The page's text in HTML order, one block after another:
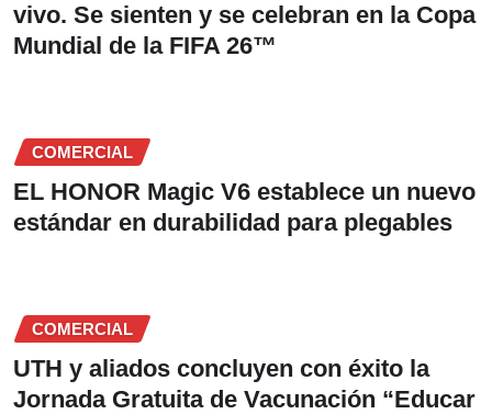
vivo. Se sienten y se celebran en la Copa
Mundial de la FIFA 26™
COMERCIAL
EL HONOR Magic V6 establece un nuevo
estándar en durabilidad para plegables
COMERCIAL
UTH y aliados concluyen con éxito la
Jornada Gratuita de Vacunación “Educar